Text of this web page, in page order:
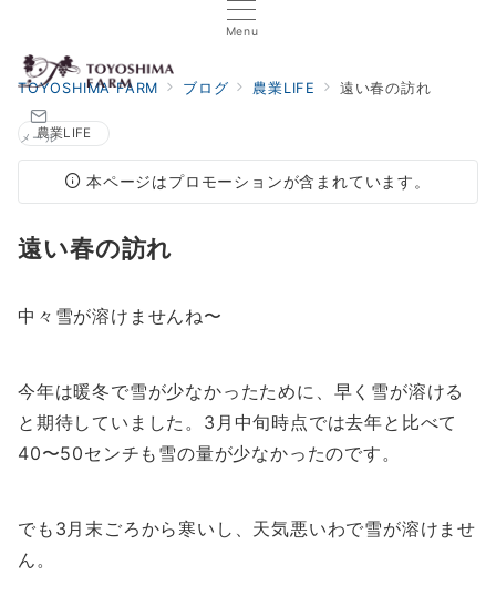
Menu
メール
TOYOSHIMA FARM ブログ 農業LIFE 遠い春の訪れ
農業LIFE
本ページはプロモーションが含まれています。
遠い春の訪れ
中々雪が溶けませんね〜
今年は暖冬で雪が少なかったために、早く雪が溶ける
と期待していました。3月中旬時点では去年と比べて
40〜50センチも雪の量が少なかったのです。
でも3月末ごろから寒いし、天気悪いわで雪が溶けませ
ん。